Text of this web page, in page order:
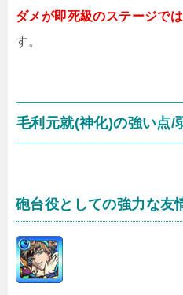
ダメが即死級のステージで
す。
毛利元就(神化)の強い点/
砲台役としての強力な友